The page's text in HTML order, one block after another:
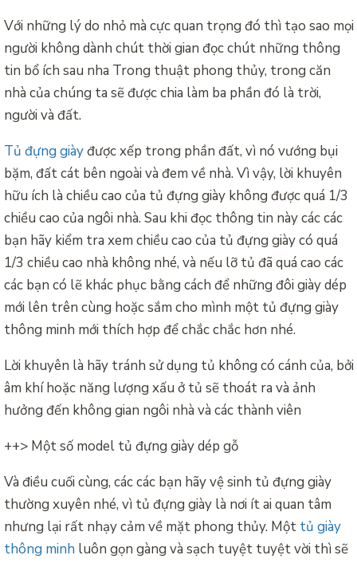
Với những lý do nhỏ mà cực quan trọng đó thì tạo sao mọi
người không dành chút thời gian đọc chút những thông
tin bổ ích sau nha Trong thuật phong thủy, trong căn
nhà của chúng ta sẽ được chia làm ba phần đó là trời,
người và đất.
Tủ đựng giàyđược xếp trong phần đất, vì nó vướng bụi
bặm, đất cát bên ngoài và đem về nhà. Vì vậy, lời khuyên
hữu ích là chiều cao của tủ đựng giày không được quá 1/3
chiều cao của ngôi nhà. Sau khi đọc thông tin này cáccác
bạn hãy kiểm tra xem chiều cao của tủ đựng giày có quá
1/3 chiều cao nhà không nhé, và nếu lỡ tủ đã quá cao các
các bạn có lẽ khác phục bằng cách để những đôi giày dép
mới lên trên cùng hoặc sắm cho mình một tủ đựng giày
thông minh mới thích hợp để chắc chắc hơn nhé.
Lời khuyên là hãy tránh sử dụng tủ không có cánh của, bởi
âm khí hoặc năng lượng xấu ở tủ sẽ thoát ra và ảnh
hưởng đến không gian ngôi nhà và các thành viên
++> Một số model tủ đựng giày dép gỗ
Và điều cuối cùng, cáccác bạn hãy vệ sinh tủ đựng giày
thường xuyên nhé, vì tủ đựng giày là nơi ít ai quan tâm
nhưng lại rất nhạy cảm về mặt phong thủy. Một tủ giày
thông minh luôn gọn gàng và sạch tuyệt tuyệt vời thì sẽ